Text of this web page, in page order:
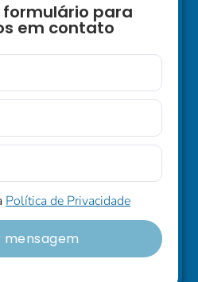
formulário para
em contato
Política de Privacidade
mensagem